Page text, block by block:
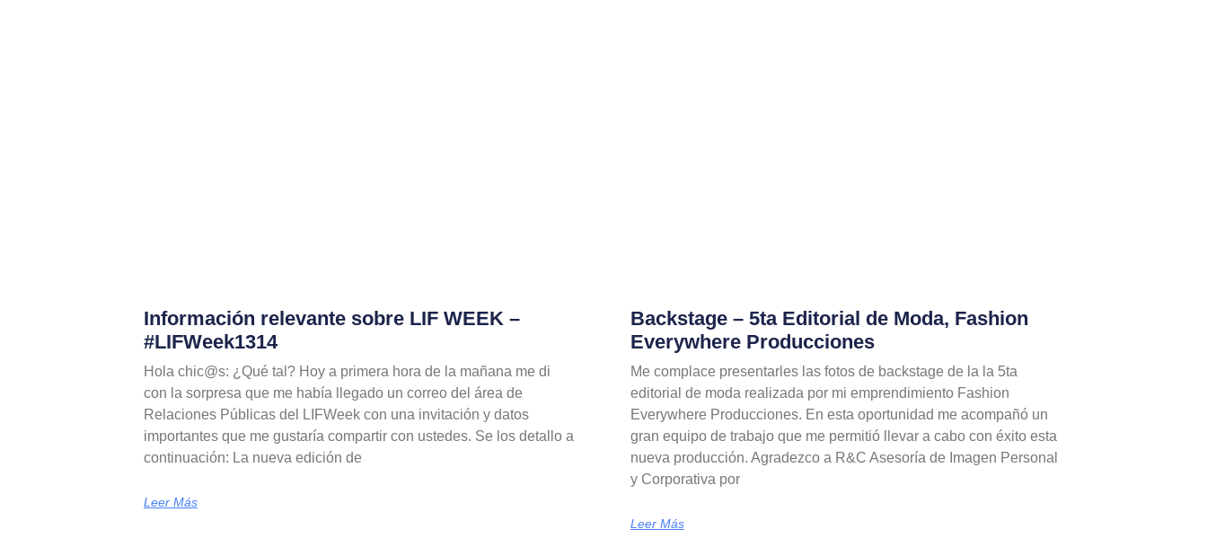
Información relevante sobre LIF WEEK –
#LIFWeek1314
Hola chic@s: ¿Qué tal? Hoy a primera hora de la mañana me di
con la sorpresa que me había llegado un correo del área de
Relaciones Públicas del LIFWeek con una invitación y datos
importantes que me gustaría compartir con ustedes. Se los detallo a
continuación: La nueva edición de
Leer Más
Backstage – 5ta Editorial de Moda, Fashion
Everywhere Producciones
Me complace presentarles las fotos de backstage de la la 5ta
editorial de moda realizada por mi emprendimiento Fashion
Everywhere Producciones. En esta oportunidad me acompañó un
gran equipo de trabajo que me permitió llevar a cabo con éxito esta
nueva producción. Agradezco a R&C Asesoría de Imagen Personal
y Corporativa por
Leer Más